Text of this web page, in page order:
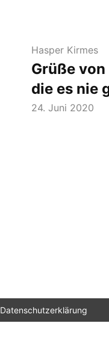
Hasper Kirmes
Grüße
die es nie
24. Juni 2020
Datenschutzerklärung